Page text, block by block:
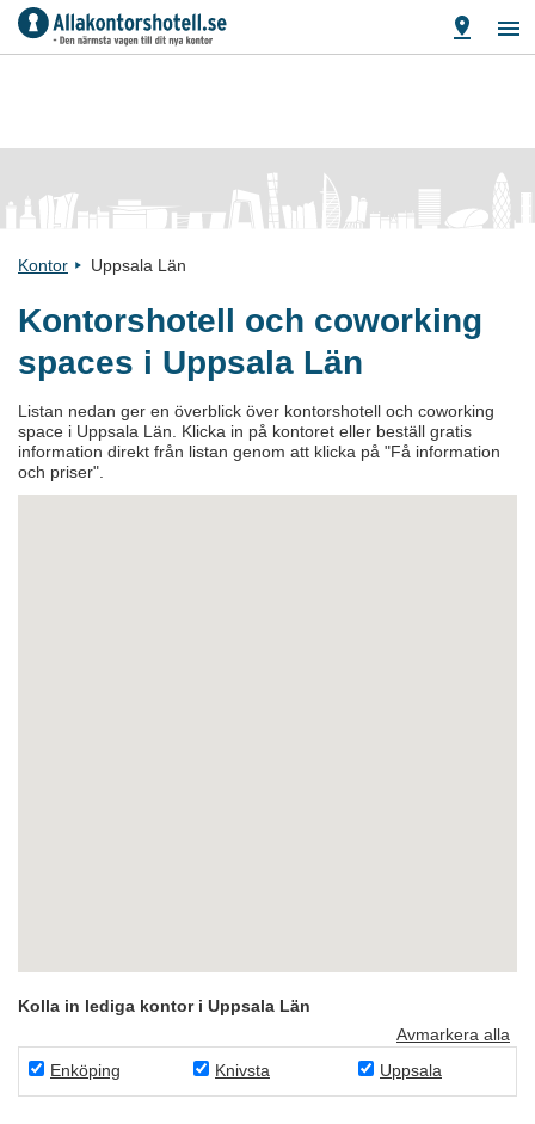
Kontor Uppsala Län
Kontorshotell och coworking
spaces i Uppsala Län
Listan nedan ger en överblick över kontorshotell och coworking
space i Uppsala Län. Klicka in på kontoret eller beställ gratis
information direkt från listan genom att klicka på "Få information
och priser".
Kolla in lediga kontor i Uppsala Län
Avmarkera alla
Enköping
Knivsta Uppsala